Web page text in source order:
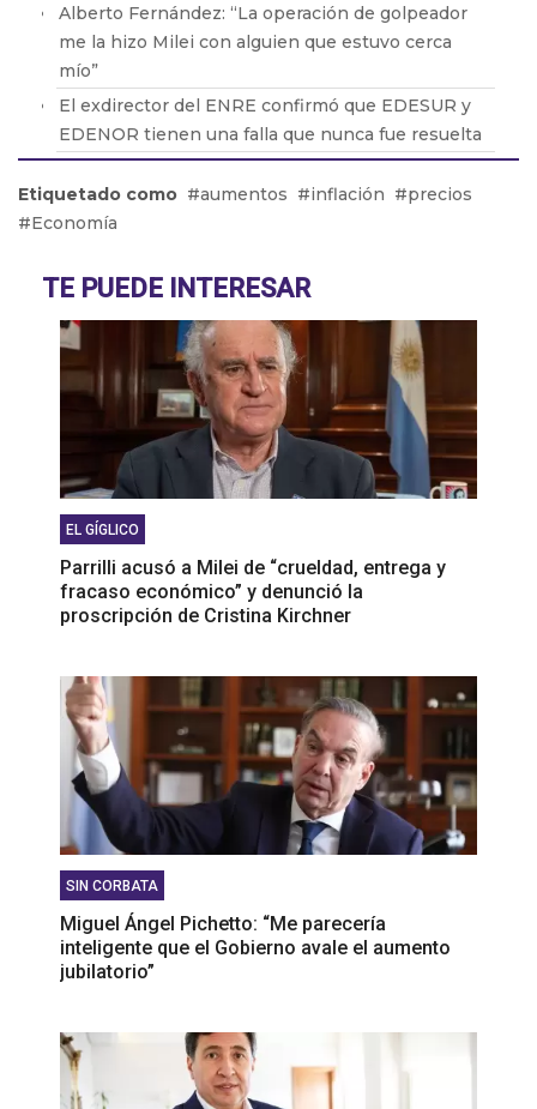
Alberto Fernández: “La operación de golpeador
me la hizo Milei con alguien que estuvo cerca
mío”
El exdirector del ENRE confirmó que EDESUR y
EDENOR tienen una falla que nunca fue resuelta
por el ser humano”
Fabián Vena con Barton: cómo será la nueva obra
Pablo Echarri: “La cultura es un hecho peligroso
para este gobierno de ultraderecha”
Etiquetado como aumentos inflación
precios
Economía
TE PUEDE INTERESAR
EL GÍGLICO
Parrilli acusó a Milei de “crueldad, entrega y
fracaso económico” y denunció la
proscripción de Cristina Kirchner
SIN CORBATA
Miguel Ángel Pichetto: “Me parecería
inteligente que el Gobierno avale el aumento
jubilatorio”